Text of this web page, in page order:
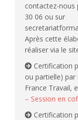
contactez-nous
30 06 ou sur
Après cette
réaliser via le
Certification
ou partielle)
France Travail,
– Session en
Certification